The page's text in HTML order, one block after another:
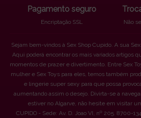
Pagamento seguro
Encriptação SSL Não
Sejam bem-vindos à Sex Shop Cupido. A sua
Aqui poderá encontrar os mais variados artigos
momentos de prazer e divertimento. Entre Sex
mulher e Sex Toys para eles, temos também
e lingerie super sexy para que possa
aumentando assim o desejo. Divirta-se a
estiver no Algarve, não hesite em visitar
CUPIDO - Sede: Av. D. Joao VI, nº 205. 8700-